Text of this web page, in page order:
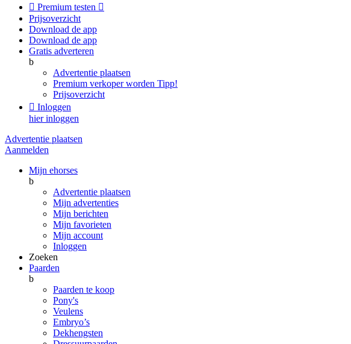
 Premium testen 
Prijsoverzicht
Download de app
Download de app
Gratis adverteren
b
Advertentie plaatsen
Premium verkoper worden Tipp!
Prijsoverzicht
 Inloggen
hier inloggen
Advertentie plaatsen
Aanmelden
Mijn ehorses
b
Advertentie plaatsen
Mijn advertenties
Mijn berichten
Mijn favorieten
Mijn account
Inloggen
Zoeken
Paarden
b
Paarden te koop
Pony's
Veulens
Embryo’s
Dekhengsten